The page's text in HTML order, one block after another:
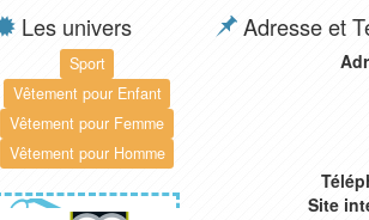
Les univers
Sport
Vêtement pour Enfant
Vêtement pour Femme
Vêtement pour Homme
Adresse et
Site